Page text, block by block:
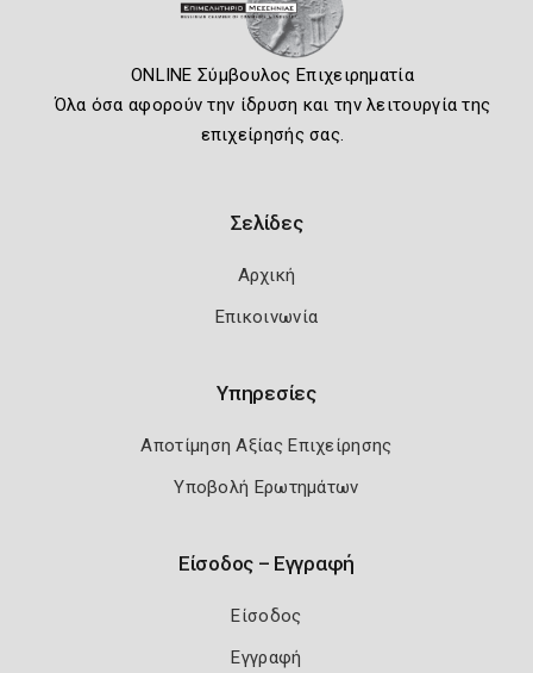
ONLINE Σύμβουλος Επιχειρηματία
Όλα όσα αφορούν την ίδρυση και την λειτουργία της
επιχείρησής σας.
Σελίδες
Αρχική
Επικοινωνία
Υπηρεσίες
Αποτίμηση Αξίας Επιχείρησης
Υποβολή Ερωτημάτων
Είσοδος – Εγγραφή
Είσοδος
Εγγραφή